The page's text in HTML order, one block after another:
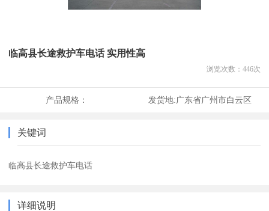
临高县长途救护车电话 实用性高
浏览次数： 446次
产品规格： 发货地:广东省广州市白云区
关键词
临高县长途救护车电话
详细说明